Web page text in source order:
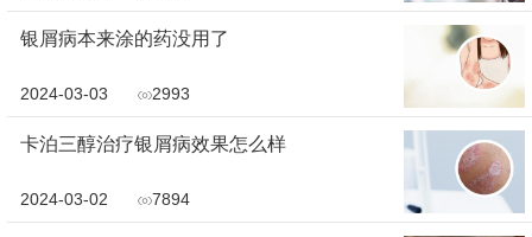
银屑病本来涂的药没用了
2024-03-03 2993
卡泊三醇治疗银屑病效果怎么样
2024-03-02 7894